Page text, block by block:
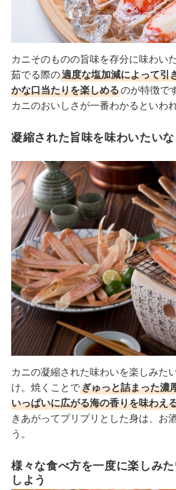
カニそのものの旨味を存分に味わい
茹でる際の適度な塩加減によって引
かな口当たりを楽しめるのが特徴で
カニのおいしさが一番わかるといわ
凝縮された旨味を味わいたい
カニの凝縮された味わいを楽しみた
け。焼くことでぎゅっと詰まった濃
いっぱいに広がる海の香りを味わえ
きあがってプリプリとした身は、お
う。
様々な食べ方を一度に楽しみ
しよう